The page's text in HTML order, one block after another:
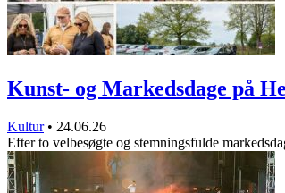
Kunst- og Markedsdage på
Kultur • 24.06.26
Efter to velbesøgte og stemningsfulde